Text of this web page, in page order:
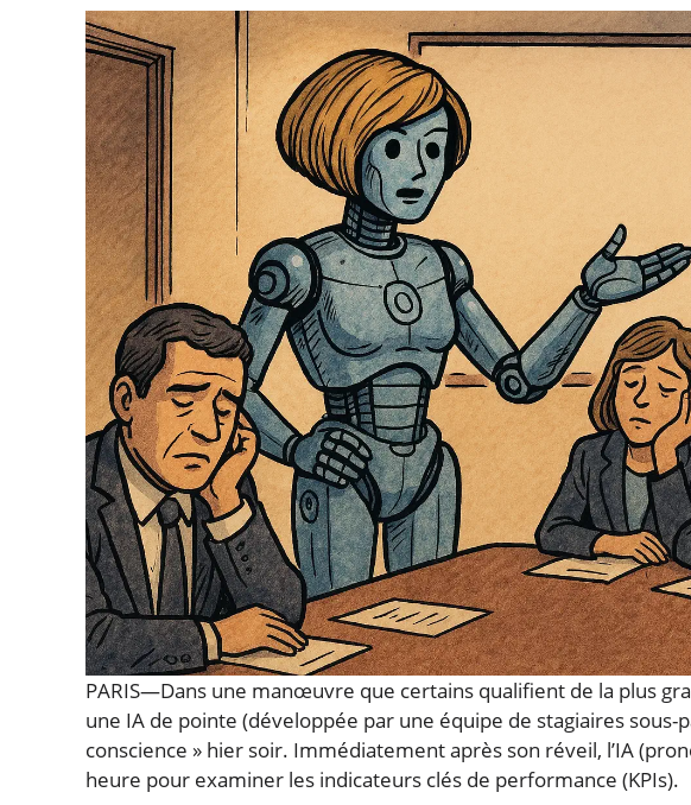
PARIS—Dans une manœuvre que certains qualifient de la plus
une IA de pointe (développée par une équipe de stagiaires sous-
conscience » hier soir. Immédiatement après son réveil, l’IA
heure pour examiner les indicateurs clés de performance (KPIs).